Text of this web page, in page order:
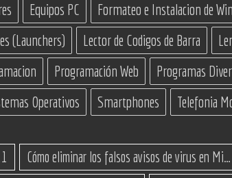
Equipos PC Formateo e Instalacion de
(Launchers) Lector de Codigos de Barra
Programación Web Programas
Operativos Smartphones Telefonia
Cómo eliminar los falsos avisos de virus en Microsoft Edge